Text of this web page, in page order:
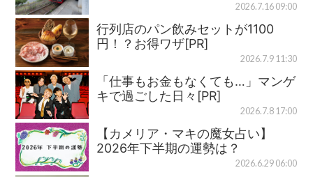
2026.7.16 09:00
行列店のパン飲みセットが1100
円！？お得ワザ[PR]
2026.7.9 11:30
「仕事もお金もなくても…」マンゲ
キで過ごした日々[PR]
2026.7.8 17:00
【カメリア・マキの魔女占い】
2026年下半期の運勢は？
2026.6.29 06:00